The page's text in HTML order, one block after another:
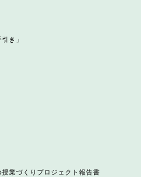
き」
業づくりプロジェクト報告書